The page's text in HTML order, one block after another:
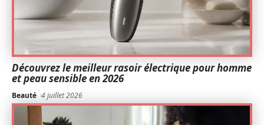
Découvrez le meilleur rasoir électrique pour homme
et peau sensible en 2026
Beauté 4 juillet 2026